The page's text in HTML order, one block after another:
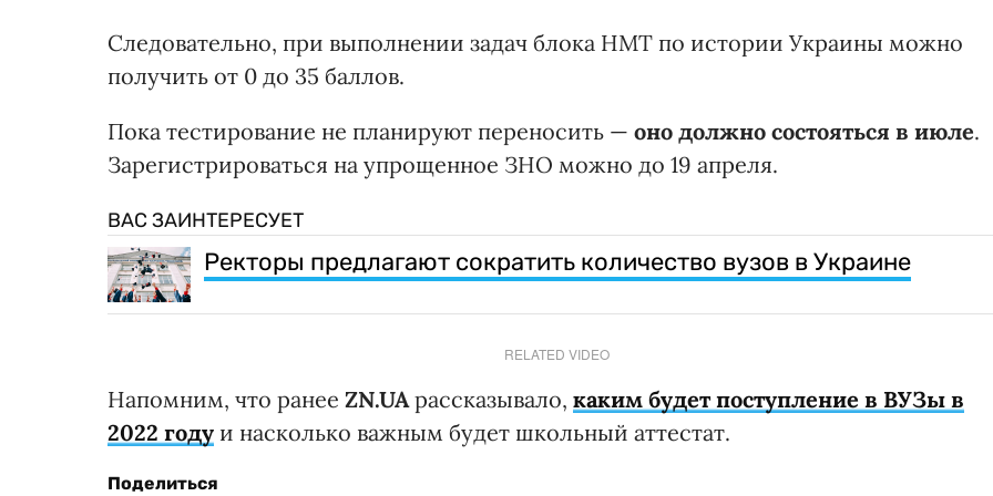
Следовательно, при выполнении задач блока НМТ по истории Украины можно
получить от 0 до 35 баллов.
Пока тестирование не планируют переносить — оно должно состояться в июле.
Зарегистрироваться на упрощенное ЗНО можно до 19 апреля.
ВАС ЗАИНТЕРЕСУЕТ
Ректоры предлагают сократить количество вузов в Украине
RELATED VIDEO
Напомним, что ранее ZN.UAрассказывало, каким будет поступление в ВУЗы в
2022 году и насколько важным будет школьный аттестат.
Поделиться